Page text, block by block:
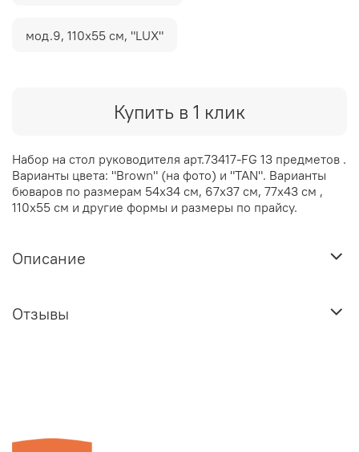
Купить в 1 клик
мод.9, 110х55 см, "LUX"
Набор на стол руководителя арт.73417-FG 13 предметов .
Варианты цвета: "Brown" (на фото) и "TAN". Варианты
бюваров по размерам 54х34 см, 67х37 см, 77х43 см ,
110х55 см и другие формы и размеры по прайсу.
Описание
Отзывы